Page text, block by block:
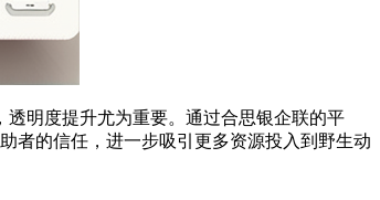
透明度提升尤为重要。通过合思银企联的平
者的信任，进一步吸引更多资源投入到野生动